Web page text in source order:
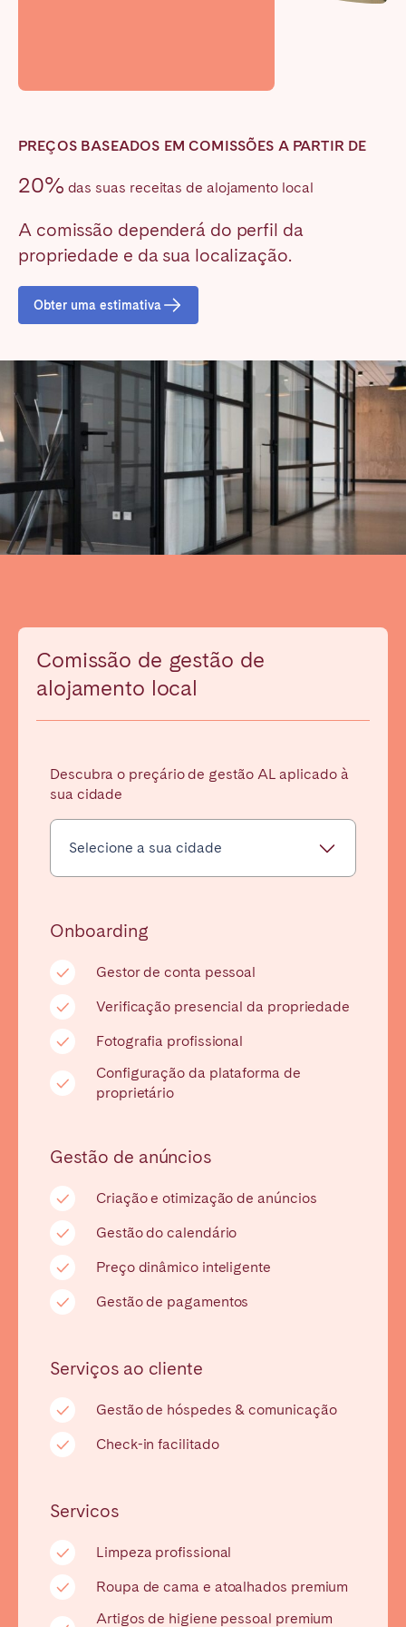
PREÇOS BASEADOS EM COMISSÕES A PARTIR DE
20% das suas receitas de alojamento local
A comissão dependerá do perfil da
propriedade e da sua localização.
Obter uma estimativa
Comissão de gestão de
alojamento local
Descubra o preçário de gestão AL aplicado à
sua cidade
Onboarding
Gestor de conta pessoal
Verificação presencial da propriedade
Fotografia profissional
Configuração da plataforma de
proprietário
Gestão de anúncios
Criação e otimização de anúncios
Gestão do calendário
Preço dinâmico inteligente
Gestão de pagamentos
Serviços ao cliente
Gestão de hóspedes & comunicação
Check-in facilitado
Servicos
Limpeza profissional
Roupa de cama e atoalhados premium
Artigos de higiene pessoal premium
SAUDI ARABIA
Riyadh
SPAIN
Alicante
Barcelona
Benidorm
Bilbao
Madrid
Marbella
Salamanca
San Sebastian
Valencia
Zaragoza
ANDALUSIA
Huelva
Seville
Gran Canaria
La Gomera
La Palma
Tenerife
Basel
Geneva
UNITED ARAB EMIRATES
Dubai
Birmingham
Bristol
Liverpool
London
Manchester
SCOTLAND
Cardiff
Albufeira
Braga
Coimbra
Leiria